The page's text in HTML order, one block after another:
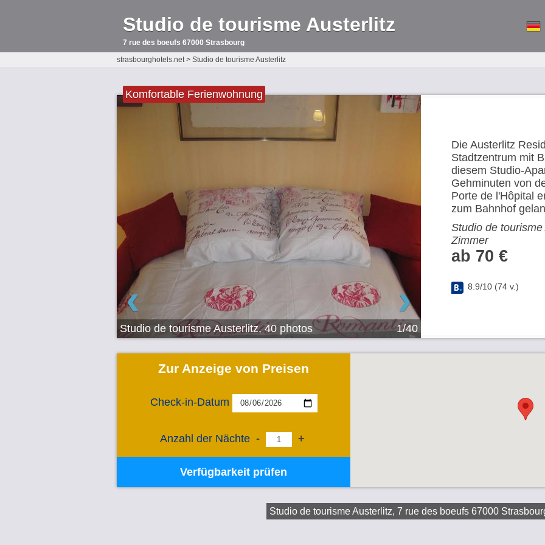
Studio de tourisme Austerlitz
7 rue des boeufs 67000 Strasbourg
strasbourghotels.net> Studio de tourisme Austerlitz
Komfortable Ferienwohnung
‹ ›
Studio de tourisme Austerlitz, 40 photos 1/40
Die Austerlitz
Stadtzentrum mit
diesem Studio-
Gehminuten von
Porte de l'Hôpital
zum Bahnhof
Studio de
Zimmer
ab 70 €
8.9/10 (74 v.)
Zur Anzeige von Preisen
Check-in-Datum
Anzahl der Nächte - +
Verfügbarkeit prüfen
Studio de tourisme Austerlitz, 7 rue des boeufs 67000